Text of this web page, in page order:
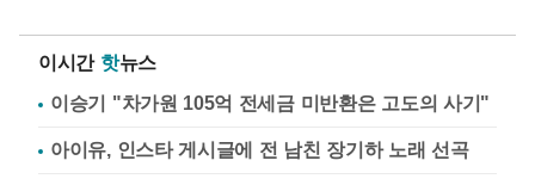
이시간 핫뉴스
이승기 "차가원 105억 전세금 미반환은 고도의 사기"
아이유, 인스타 게시글에 전 남친 장기하 노래 선곡